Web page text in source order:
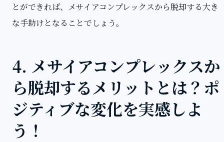
とができれば、メサイアコンプレックスから脱却する大き
な手助けとなることでしょう。
4. メサイアコンプレックスか
ら脱却するメリットとは？ポ
ジティブな変化を実感しよ
う！